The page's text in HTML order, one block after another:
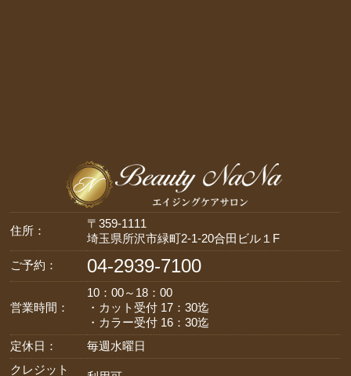
住所：
〒359-1111
埼玉県所沢市緑町2-1-20合田ビル１F
ご予約：
04-2939-7100
営業時間：
10：00～18：00
・カット受付 17：30迄
・カラー受付 16：30迄
定休日：
毎週水曜日
クレジット